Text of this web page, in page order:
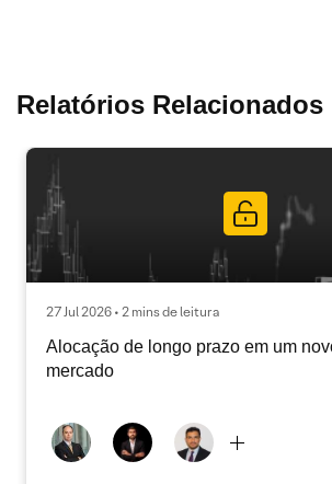
Relatórios Relacionados
27 Jul 2026 • 2 mins de leitura
Alocação de longo prazo em um
mercado